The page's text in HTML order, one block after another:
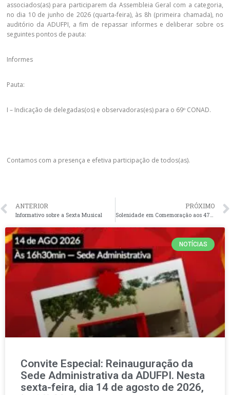
associados(as) para participarem da Assembleia Geral com a categoria,
no dia 10 de junho de 2026 (quarta-feira), às 8h (primeira chamada), no
auditório da ADUFPI, a fim de repassar informes e deliberar sobre os
seguintes pontos de pauta:
Informes
Pauta:
I – Indicação de delegadas(os) e observadoras(es) para o 69º CONAD.
Contamos com a presença e efetiva participação de todos(as).
ANTERIOR
Informativo sobre a Sexta Musical
PRÓXIMO
NOTÍCIAS
Convite Especial: Reinauguração da
Sede Administrativa da ADUFPI. Nesta
sexta-feira, dia 14 de agosto de 2026,